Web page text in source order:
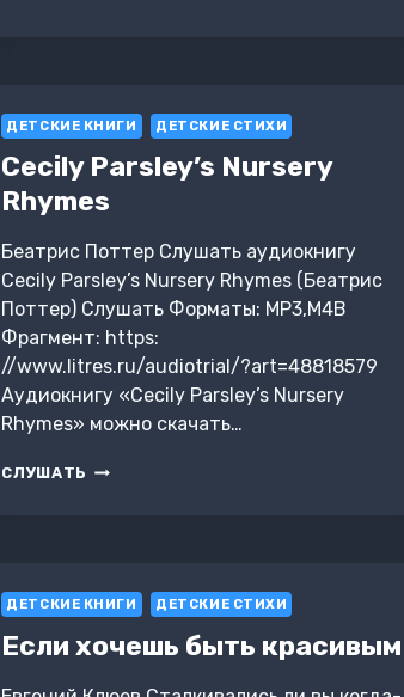
ДЕТСКИЕ КНИГИ ДЕТСКИЕ СТИХИ
Cecily Parsley’s Nursery
Rhymes
Беатрис Поттер Слушать аудиокнигу
Cecily Parsley’s Nursery Rhymes (Беатрис
Поттер) Слушать Форматы: MP3,M4B
Фрагмент: https:
//www.litres.ru/audiotrial/?art=48818579
Аудиокнигу «Cecily Parsley’s Nursery
Rhymes» можно скачать…
СЛУШАТЬ CECILY
ДЕТСКИЕ КНИГИ ДЕТСКИЕ СТИХИ
Если хочешь быть красивым